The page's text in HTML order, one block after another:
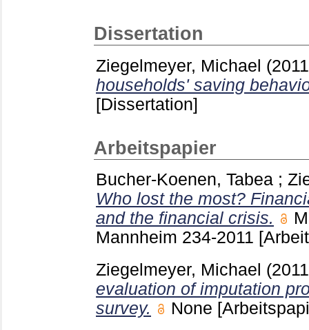
Dissertation
Ziegelmeyer, Michael
households' saving
[Dissertation]
Arbeitspapier
Bucher-Koenen, Tabea ;
Who lost the most?
and the financial crisis.
Mannheim 234-2011
Ziegelmeyer, Michael
evaluation of imputation
survey.
None